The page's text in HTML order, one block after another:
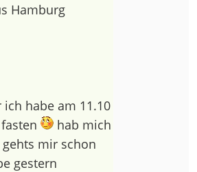
Hamburg
habe am 11.10
hab mich
mir schon
gestern